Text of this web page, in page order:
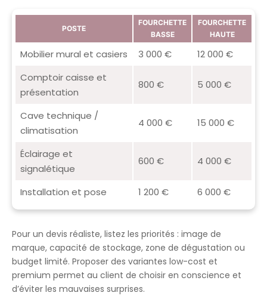
POSTE
FOURCHETTE
BASSE
FOURCHETTE
HAUTE
Mobilier mural et casiers 3 000 €
12 000 €
Comptoir caisse et
présentation
800 € 5 000 €
Cave technique /
climatisation
4 000 € 15 000 €
Éclairage et
signalétique
600 € 4 000 €
Installation et pose 1 200 € 6 000 €
Pour un devis réaliste, listez les priorités : image de
marque, capacité de stockage, zone de dégustation ou
budget limité. Proposer des variantes low-cost et
premium permet au client de choisir en conscience et
d’éviter les mauvaises surprises.